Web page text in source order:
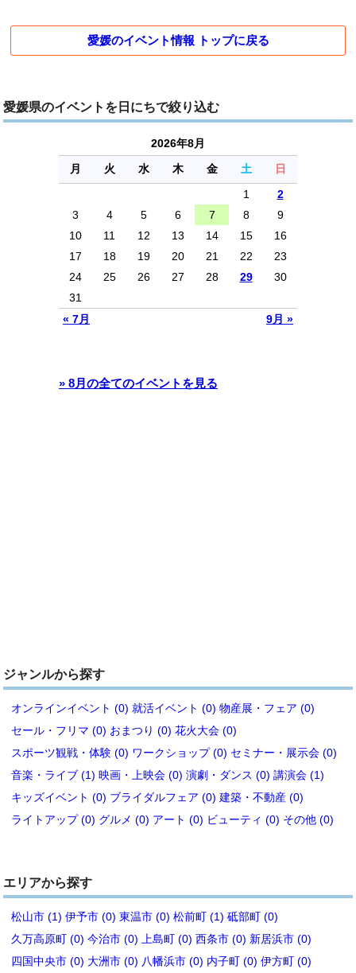
愛媛のイベント情報 トップに戻る
愛媛県のイベントを日にちで絞り込む
2026年8月
月
火 水 木 金 土 日
« 7月 9月 »
1
2
3
4 5 6 7 8
9
10
11 12 13 14 15
16
17
18 19 20 21 22
23
24
25 26 27 28 29
30
31
» 8月の全てのイベントを見る
ジャンルから探す
オンラインイベント (0) 就活イベント (0) 物産展・フェア (0)
セール・フリマ (0) おまつり (0) 花火大会 (0)
スポーツ観戦・体験 (0) ワークショップ (0) セミナー・展示会 (0)
音楽・ライブ (1) 映画・上映会 (0) 演劇・ダンス (0) 講演会 (1)
キッズイベント (0) ブライダルフェア (0) 建築・不動産 (0)
ライトアップ (0) グルメ (0) アート (0) ビューティ (0) その他 (0)
エリアから探す
松山市 (1) 伊予市 (0) 東温市 (0) 松前町 (1) 砥部町 (0)
久万高原町 (0) 今治市 (0) 上島町 (0) 西条市 (0) 新居浜市 (0)
四国中央市 (0) 大洲市 (0) 八幡浜市 (0) 内子町 (0) 伊方町 (0)